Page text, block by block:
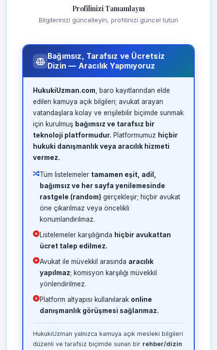
Profilinizi Tamamlayın
Bilgilerinizi güncelleyin, profilinizi güncel tutun
Bağımsız, Tarafsız ve Ücretsiz
Dizin — Aracılık Yapmıyoruz
HukukiUzman.com , baro kayıtlarından elde
edilen kamuya açık bilgileri; avukat arayan
vatandaşlara kolay ve erişilebilir biçimde sunmak
için kurulmuş bağımsız ve tarafsız bir
teknoloji platformudur. Platformumuz hiçbir
hukuki danışmanlık veya aracılık hizmeti
vermez.
Tüm listelemeler tamamen eşit, adil,
bağımsız ve her sayfa yenilemesinde
rastgele (random) gerçekleşir; hiçbir avukat
öne çıkarılmaz veya öncelikli
konumlandırılmaz.
Listelemeler karşılığında hiçbir avukattan
ücret talep edilmez.
Avukat ile müvekkil arasında aracılık
yapılmaz; komisyon karşılığı müvekkil
yönlendirilmez.
Platform altyapısı kullanılarak online
danışmanlık görüşmesi sağlanmaz.
HukukiUzman yalnızca kamuya açık mesleki bilgileri
düzenli ve tarafsız biçimde sunan bir rehber/dizin